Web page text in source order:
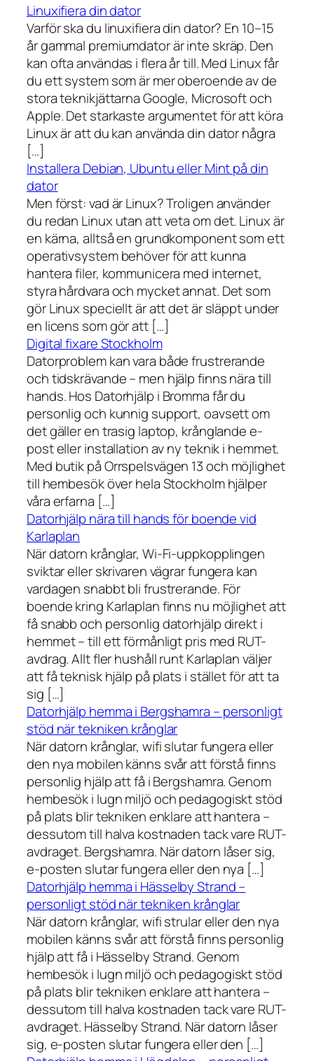
Linuxifiera din dator
Varför ska du linuxifiera din dator? En 10–15
år gammal premiumdator är inte skräp. Den
kan ofta användas i flera år till. Med Linux får
du ett system som är mer oberoende av de
stora teknikjättarna Google, Microsoft och
Apple. Det starkaste argumentet för att köra
Linux är att du kan använda din dator några
[…]
Installera Debian, Ubuntu eller Mint på din
dator
Men först: vad är Linux? Troligen använder
du redan Linux utan att veta om det. Linux är
en kärna, alltså en grundkomponent som ett
operativsystem behöver för att kunna
hantera filer, kommunicera med internet,
styra hårdvara och mycket annat. Det som
gör Linux speciellt är att det är släppt under
en licens som gör att […]
Digital fixare Stockholm
Datorproblem kan vara både frustrerande
och tidskrävande – men hjälp finns nära till
hands. Hos Datorhjälp i Bromma får du
personlig och kunnig support, oavsett om
det gäller en trasig laptop, krånglande e-
post eller installation av ny teknik i hemmet.
Med butik på Orrspelsvägen 13 och möjlighet
till hembesök över hela Stockholm hjälper
våra erfarna […]
Datorhjälp nära till hands för boende vid
Karlaplan
När datorn krånglar, Wi-Fi-uppkopplingen
sviktar eller skrivaren vägrar fungera kan
vardagen snabbt bli frustrerande. För
boende kring Karlaplan finns nu möjlighet att
få snabb och personlig datorhjälp direkt i
hemmet – till ett förmånligt pris med RUT-
avdrag. Allt fler hushåll runt Karlaplan väljer
att få teknisk hjälp på plats i stället för att ta
sig […]
Datorhjälp hemma i Bergshamra – personligt
stöd när tekniken krånglar
När datorn krånglar, wifi slutar fungera eller
den nya mobilen känns svår att förstå finns
personlig hjälp att få i Bergshamra. Genom
hembesök i lugn miljö och pedagogiskt stöd
på plats blir tekniken enklare att hantera –
dessutom till halva kostnaden tack vare RUT-
avdraget. Bergshamra. När datorn låser sig,
e-posten slutar fungera eller den nya […]
Datorhjälp hemma i Hässelby Strand –
personligt stöd när tekniken krånglar
När datorn krånglar, wifi strular eller den nya
mobilen känns svår att förstå finns personlig
hjälp att få i Hässelby Strand. Genom
hembesök i lugn miljö och pedagogiskt stöd
på plats blir tekniken enklare att hantera –
dessutom till halva kostnaden tack vare RUT-
avdraget. Hässelby Strand. När datorn låser
sig, e-posten slutar fungera eller den […]